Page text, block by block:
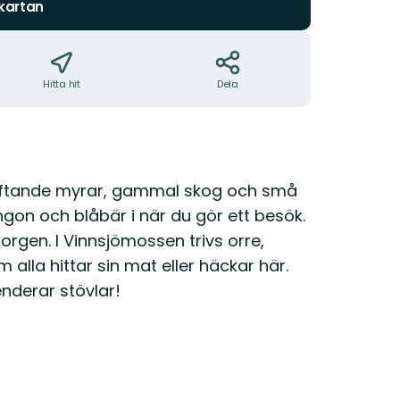
Hitta hit Dela
myrar, gammal skog och små
och blåbär i när du gör ett besök.
I Vinnsjömossen trivs orre,
alla hittar sin mat eller häckar här.
stövlar!